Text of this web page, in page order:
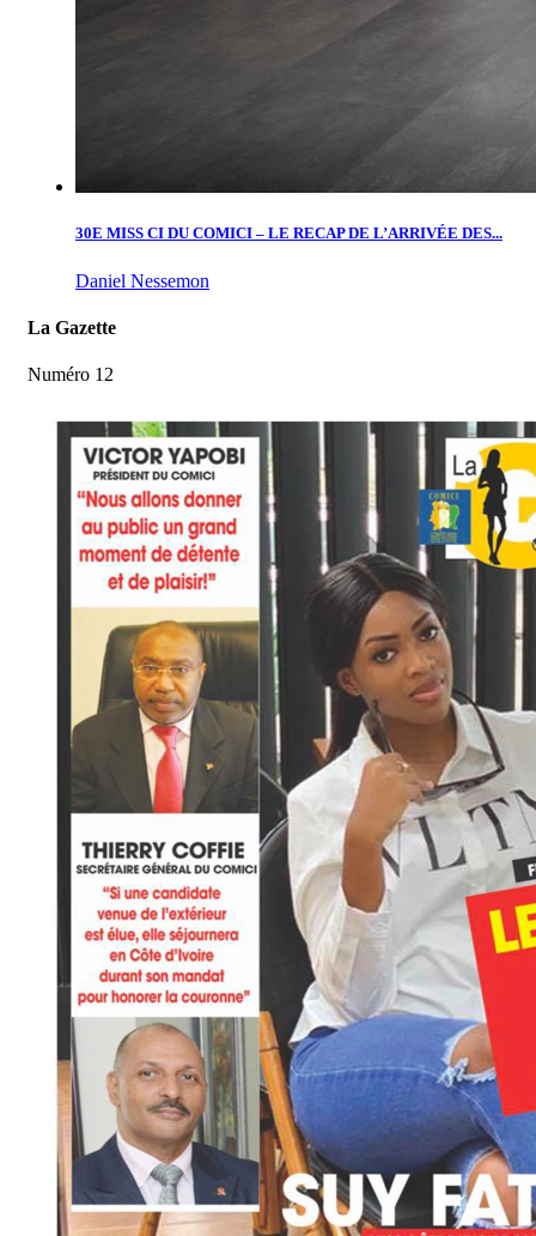
30E MISS CI DU COMICI – LE RECAP DE L’ARRIVÉE DES...
Daniel Nessemon
La Gazette
Numéro 12